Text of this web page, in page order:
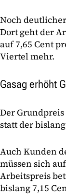
Noch
Dort geht der
auf 7,65 Cent
Viertel mehr.
Gasag erhöht
Der Grundpreis
statt der
Auch Kunden
müssen sich
Arbeitspreis
bislang 7,15